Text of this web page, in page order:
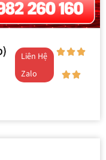
Liên Hệ
Zalo